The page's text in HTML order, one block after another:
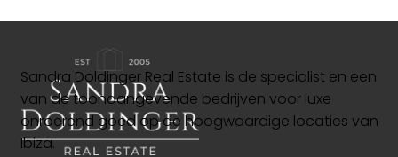
Sandra Doldinger Real Estate is de specialist en een
van de toonaangevende bedrijven voor luxe
onroerend goed op de hoogwaardige locaties van
Ibiza.